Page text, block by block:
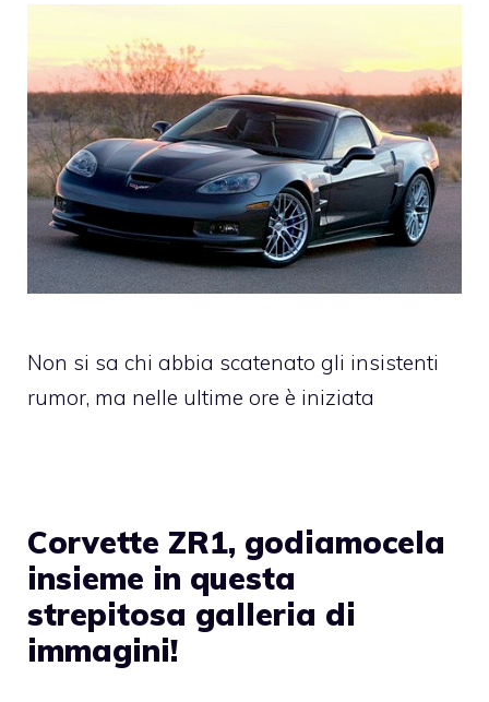
Non si sa chi abbia scatenato gli insistenti
rumor, ma nelle ultime ore è iniziata
Corvette ZR1, godiamocela
insieme in questa
strepitosa galleria di
immagini!